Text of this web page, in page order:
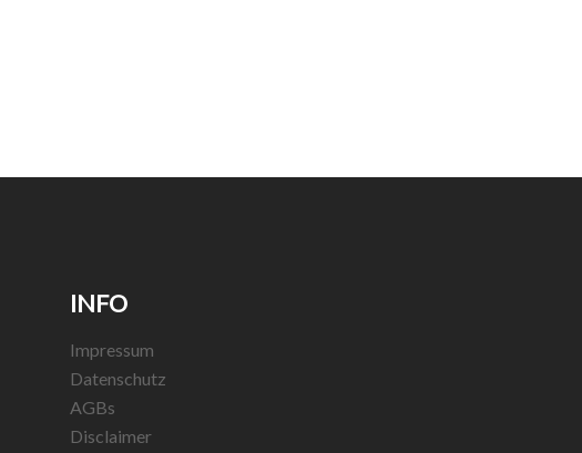
INFO
Impressum
Datenschutz
AGBs
Disclaimer